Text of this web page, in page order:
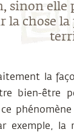
sinon elle
la chose la
la
bien-être
exemple, la